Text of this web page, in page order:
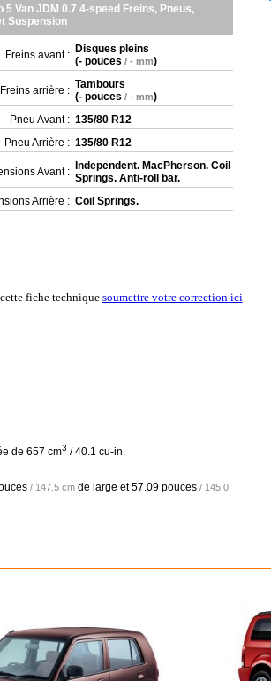
5 Van JDM 0.7 4-speed Freins, Pneus,
Suspension
Freins avant : Disques pleins
(- pouces / - mm)
Freins arrière : Tambours
(- pouces / - mm)
Pneu Avant : 135/80 R12
Pneu Arrière : 135/80 R12
Avant : Independent. MacPherson. Coil
Springs. Anti-roll bar.
Arrière : Coil Springs.
fiche technique soumettre votre correction ici
de 657 cm3 / 40.1 cu-in.
/ 147.5 cm de large et57.09 pouces / 145.0